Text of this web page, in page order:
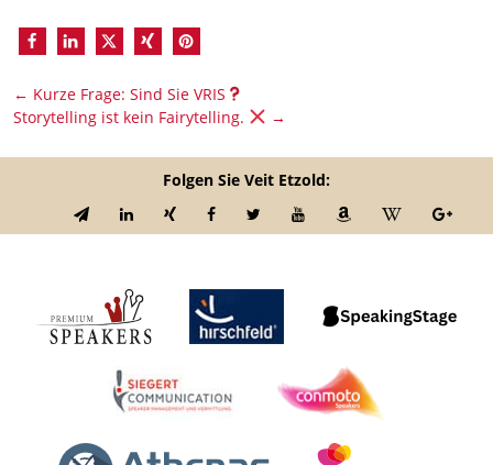
← Kurze Frage: Sind Sie VRIS
Storytelling ist kein Fairytelling.
→
Folgen Sie Veit Etzold: